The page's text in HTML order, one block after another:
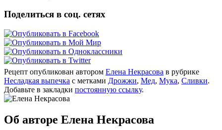
Поделиться в соц. сетях
Рецепт опубликован автором Елена Некрасова в рубрике
Несладкая выпечка с метками Дрожжи, Мед, Мука, Сливки.
Добавьте в закладки постоянную ссылку.
Об авторе Елена Некрасова